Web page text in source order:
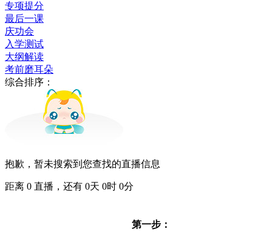
专项提分
最后一课
庆功会
入学测试
大纲解读
考前磨耳朵
综合排序：
抱歉，暂未搜索到您查找的直播信息
距离 0 直播，还有 0天 0时 0分
第一步：